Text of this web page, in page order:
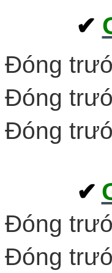
✔
Đóng
Đóng
Đóng
✔
Đóng
Đóng